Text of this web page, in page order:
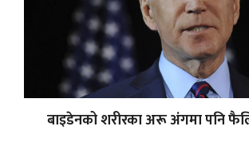
बाइडेनको शरीरका अरू अंगमा पनि